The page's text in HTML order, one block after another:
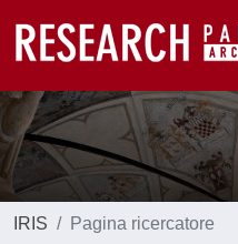
IRIS Pagina ricercatore